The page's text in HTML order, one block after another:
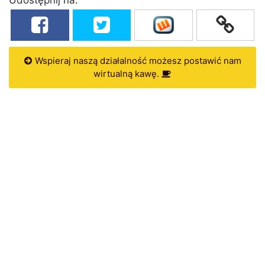
Wspieraj naszą działalność możesz postawić nam
wirtualną kawę.